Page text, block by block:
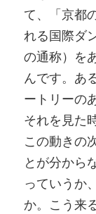
て、「京都
れる国際ダ
の通称）を
んです。あ
ートリーの
それを見た
この動きの
とが分から
っていうか
か。こう来